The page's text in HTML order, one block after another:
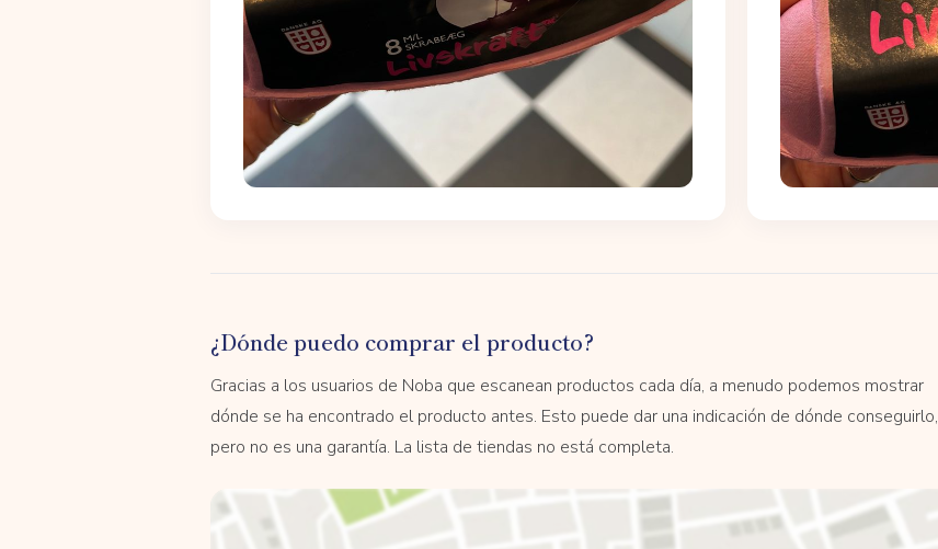
¿Dónde puedo comprar el producto?
Gracias a los usuarios de Noba que escanean productos cada día, a menudo podemos mostrar
dónde se ha encontrado el producto antes. Esto puede dar una indicación de dónde conseguirlo,
pero no es una garantía. La lista de tiendas no está completa.